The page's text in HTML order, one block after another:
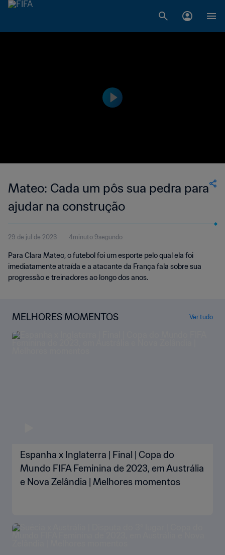
Mateo: Cada um pôs sua pedra para
ajudar na construção
29 de jul de 2023 4minuto 9segundo
Para Clara Mateo, o futebol foi um esporte pelo qual ela foi
imediatamente atraída e a atacante da França fala sobre sua
progressão e treinadores ao longo dos anos.
MELHORES MOMENTOS Ver tudo
Espanha x Inglaterra | Final | Copa do
Mundo FIFA Feminina de 2023, em Austrália
e Nova Zelândia | Melhores momentos